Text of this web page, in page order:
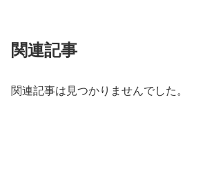
関連記事
関連記事は見つかりませんでした。